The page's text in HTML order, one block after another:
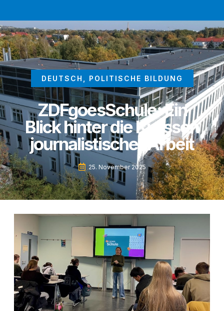
DEUTSCH POLITISCHE BILDUNG
ZDFgoesSchule: Ein
Blick hinter die Kulissen
journalistischer Arbeit
25. November 2025